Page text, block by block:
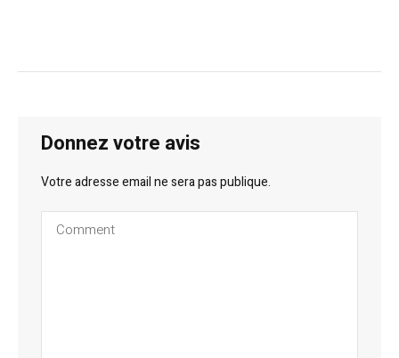
Donnez votre avis
Votre adresse email ne sera pas publique.